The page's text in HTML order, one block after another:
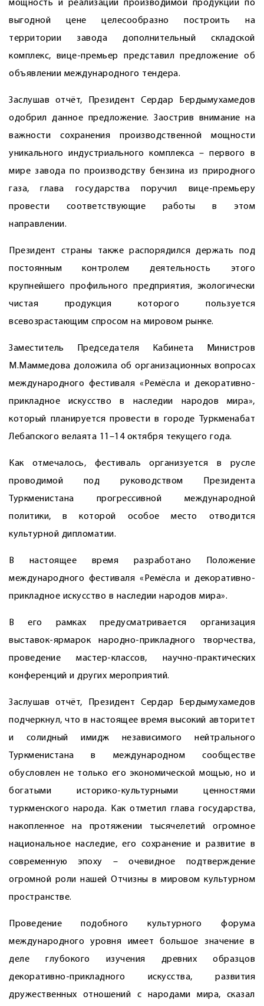
мощность и реализации производимой продукции по
выгодной цене целесообразно построить на
территории завода дополнительный складской
комплекс, вице-премьер представил предложение об
объявлении международного тендера.
Заслушав отчёт, Президент Сердар Бердымухамедов
одобрил данное предложение. Заострив внимание на
важности сохранения производственной мощности
уникального индустриального комплекса – первого в
мире завода по производству бензина из природного
газа, глава государства поручил вице-премьеру
провести соответствующие работы в этом
направлении.
Президент страны также распорядился держать под
постоянным контролем деятельность этого
крупнейшего профильного предприятия, экологически
чистая продукция которого пользуется
всевозрастающим спросом на мировом рынке.
Заместитель Председателя Кабинета Минист­ров
М.Маммедова доложила об организационных вопросах
международного фестиваля «Ремёсла и декоративно-
прикладное искусство в наследии народов мира»,
который планируется провести в городе Турк­менабат
Лебапского велаята 11–14 октября текущего года.
Как отмечалось, фестиваль организуется в русле
проводимой под руководством Президента
Туркменистана прогрессивной международной
политики, в которой особое место отводится
культурной дипломатии.
В настоящее время разработано Положение
международного фестиваля «Ремёсла и декоративно-
прикладное искусство в наследии народов мира».
В его рамках предусматривается организация
выставок-ярмарок народно-прикладного творчества,
проведение мастер-классов, научно-практических
конференций и других мероприятий.
Заслушав отчёт, Президент Сердар Бердымухамедов
подчеркнул, что в настоя­щее время высокий авторитет
и солидный имидж независимого нейтрального
Туркменистана в международном сообществе
обусловлен не только его экономической мощью, но и
богатыми историко-культурными ценностями
туркменского народа. Как отметил глава государства,
накопленное на протяжении тысячелетий огромное
национальное наследие, его сох­ранение и развитие в
современную эпоху – очевидное подтверждение
огромной роли нашей Отчизны в мировом культурном
пространстве.
Проведение подобного культурного форума
международного уровня имеет большое значение в
деле глубокого изучения древних образцов
декоративно-прикладного искусства, развития
дружественных отношений с народами мира, сказал